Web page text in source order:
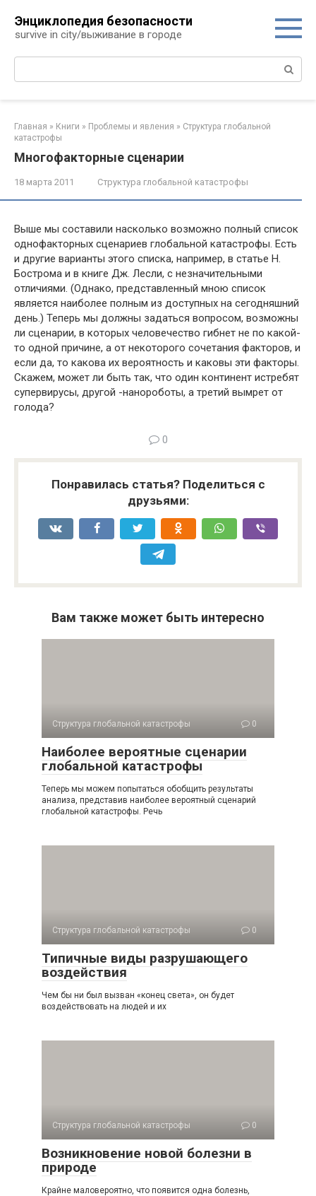
контенту
Энциклопедия безопасности
survive in city/выживание в городе
Поиск:
Главная » Книги » Проблемы и явления » Структура глобальной
катастрофы
Многофакторные сценарии
18 марта 2011 Структура глобальной катастрофы
Выше мы составили насколько возможно полный список
однофакторных сценариев глобальной катастрофы. Есть
и другие варианты этого списка, например, в статье Н.
Бострома и в книге Дж. Лесли, с незначительными
отличиями. (Однако, представленный мною список
является наиболее полным из доступных на сегодняшний
день.) Теперь мы должны задаться вопросом, возможны
ли сценарии, в которых человечество гибнет не по какой-
то одной причине, а от некоторого сочетания факторов, и
если да, то какова их вероятность и каковы эти факторы.
Скажем, может ли быть так, что один континент истребят
супервирусы, другой -нанороботы, а третий вымрет от
голода?
0
Понравилась статья? Поделиться с
друзьями:
Вам также может быть интересно
Структура глобальной катастрофы 0
Наиболее вероятные сценарии
глобальной катастрофы
Теперь мы можем попытаться обобщить результаты
анализа, представив наиболее вероятный сценарий
глобальной катастрофы. Речь
Структура глобальной катастрофы 0
Типичные виды разрушающего
воздействия
Чем бы ни был вызван «конец света», он будет
воздействовать на людей и их
Структура глобальной катастрофы 0
Возникновение новой болезни в
природе
Крайне маловероятно, что появится одна болезнь,